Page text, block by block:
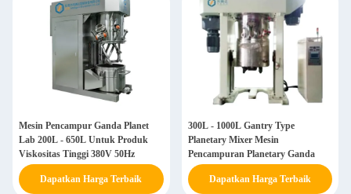
Mesin Pencampur Ganda Planet
Lab 200L - 650L Untuk Produk
Viskositas Tinggi 380V 50Hz
Dapatkan Harga Terbaik
300L - 1000L Gantry Type
Planetary Mixer Mesin
Pencampuran Planetary Ganda
Dapatkan Harga Terbaik